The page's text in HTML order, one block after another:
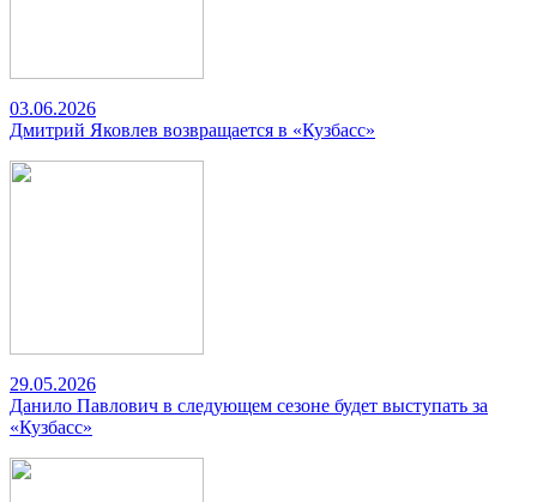
03.06.2026
Дмитрий Яковлев возвращается в «Кузбасс»
29.05.2026
Данило Павлович в следующем сезоне будет выступать за
«Кузбасс»